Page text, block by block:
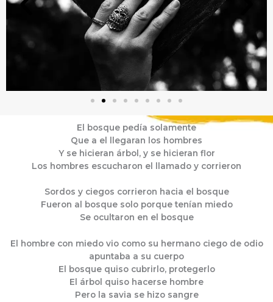
El bosque pedía solamente
Que a el llegaran los hombres
Y se hicieran árbol, y se hicieran flor
Los hombres escucharon el llamado y corrieron
Sordos y ciegos corrieron hacia el bosque
Fueron al bosque solo porque tenían miedo
Se ocultaron en el bosque
El hombre con miedo vio como su hermano ciego de odio
apuntaba a su cuerpo
El bosque quiso cubrirlo, protegerlo
El árbol quiso hacerse hombre
Pero la savia se hizo sangre